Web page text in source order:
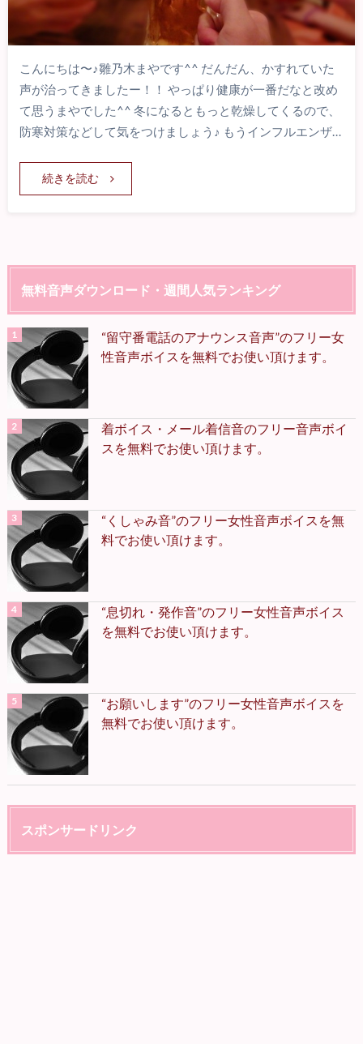
こんにちは〜♪雛乃木まやです^^ だんだん、かすれていた
声が治ってきましたー！！ やっぱり健康が一番だなと改め
て思うまやでした^^ 冬になるともっと乾燥してくるので、
防寒対策などして気をつけましょう♪ もうインフルエンザ…
続きを読む
無料音声ダウンロード・週間人気ランキング
“留守番電話のアナウンス音声”のフリー女
性音声ボイスを無料でお使い頂けます。
着ボイス・メール着信音のフリー音声ボイ
スを無料でお使い頂けます。
“くしゃみ音”のフリー女性音声ボイスを無
料でお使い頂けます。
“息切れ・発作音”のフリー女性音声ボイス
を無料でお使い頂けます。
“お願いします”のフリー女性音声ボイスを
無料でお使い頂けます。
スポンサードリンク